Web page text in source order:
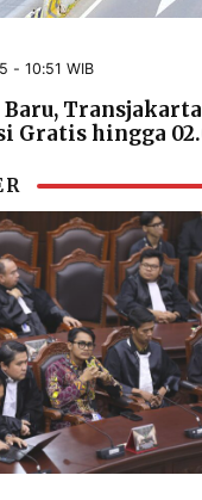
TERM
- 10:51 WIB
Gratis hingga